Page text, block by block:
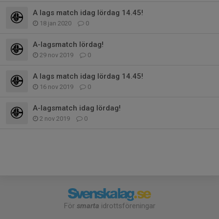
A lags match idag lördag 14.45!
18 jan 2020 0
A-lagsmatch lördag!
29 nov 2019 0
A lags match idag lördag 14.45!
16 nov 2019 0
A-lagsmatch idag lördag!
2 nov 2019 0
För smarta idrottsföreningar